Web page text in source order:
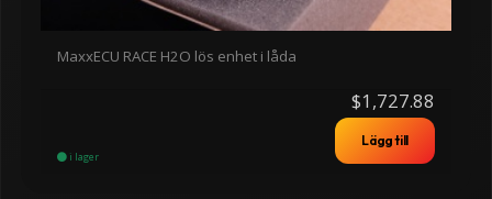
MaxxECU RACE H2O lös enhet i låda
$1,727.88
i lager
Lägg till